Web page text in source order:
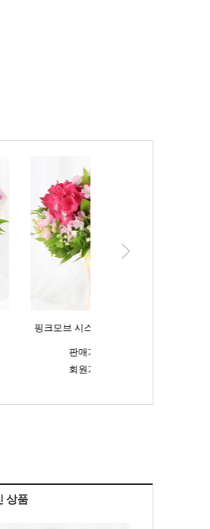
다발 [ST-C657]
:
:
상품